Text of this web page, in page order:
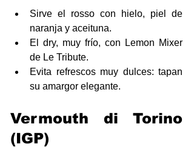
Sirve el rosso con hielo, piel de
naranja y aceituna.
El dry, muy frío, con Lemon Mixer
de Le Tribute.
Evita refrescos muy dulces: tapan
su amargor elegante.
Vermouth di Torino
(IGP)